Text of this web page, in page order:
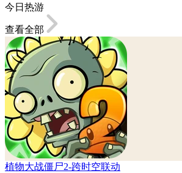
今日热游
查看全部
植物大战僵尸2-跨时空联动